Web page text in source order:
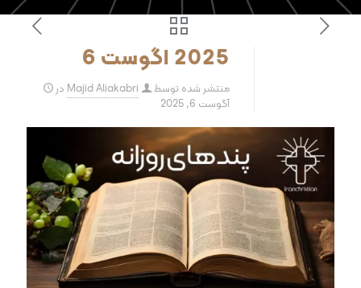
2025 اگوست 6
منتشر شده توسط Majid Aliakabri در
آگوست 6, 2025